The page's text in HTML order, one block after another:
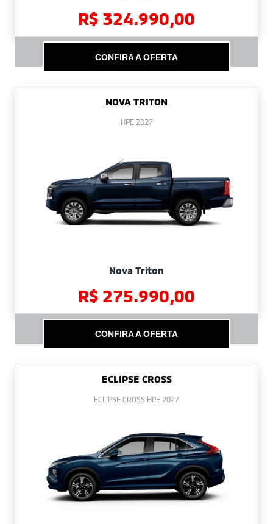
R$ 324.990,00
CONFIRA A OFERTA
NOVA TRITON
HPE 2027
Nova Triton
R$ 275.990,00
CONFIRA A OFERTA
ECLIPSE CROSS
ECLIPSE CROSS HPE 2027